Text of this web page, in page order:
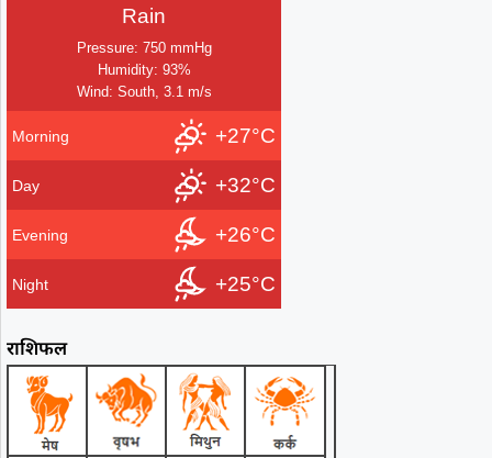
Rain
Pressure: 750 mmHg
Humidity: 93%
Wind: South, 3.1 m/s
Morning +27°C
Day +32°C
Evening +26°C
Night +25°C
राशिफल